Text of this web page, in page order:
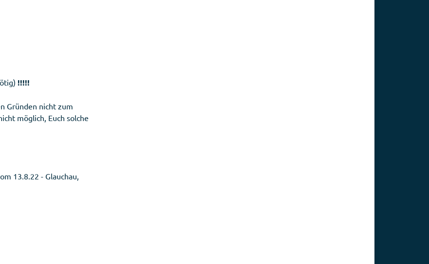
!!!!!
Gründen nicht zum
möglich, Euch solche
13.8.22 - Glauchau,